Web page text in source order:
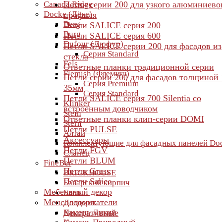
Canada Ridge
Docke (Дёке)
Berg
Burg
Dufour (Дюфур)
Серия Standard
Fels
Flemish (Флемиш)
Серия Premium
Серия Standard
Klinker
Stein
Stern
Алтай
Комплектующие для фасадных панелей
Сланец
FineBer
BRICKHOUSE
Баварский кирпич
Блок
Доломит
Камень Дикий
Петли серии 200 для узкого
профиля
Петли SALICE серия 200
Петли SALICE серия 600
Петли SALICE серии 200 для фасадов из
стекла
Ответные планки традиционной серии
Петли серии 200 для фасадов толщиной
35мм
Петли SALICE серия 700 Silentia со
встроенным доводчиком
Ответные планки клип-серии DOMI
Петли PULSE
Аксессуары
Петли FGV
Петли BLUM
Петли Grass
Петли Salice
Мебельный декор
Менсолодержатели
Декоративные